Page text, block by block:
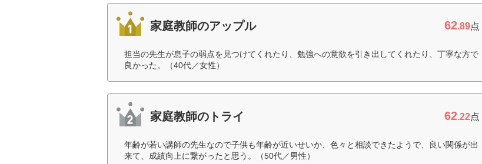
家庭教師のアップル 62.89点
担当の先生が息子の弱点を見つけてくれたり、勉強への意欲を引き出してくれたり、丁寧な方で
良かった。（40代／女性）
家庭教師のトライ 62.22点
年齢が若い講師の先生なので子供も年齢が近いせいか、色々と相談できたようで、良い関係が出
来て、成績向上に繋がったと思う。（50代／男性）